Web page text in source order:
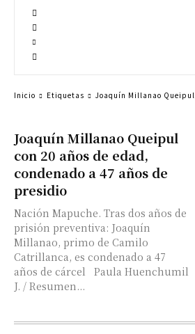
Joaquín Millanao Queipul
con 20 años de edad,
condenado a 47 años de
presidio
Nación Mapuche. Tras dos años de
prisión preventiva: Joaquín
Millanao, primo de Camilo
Catrillanca, es condenado a 47
años de cárcel Paula Huenchumil
J. / Resumen...
Inicio Etiquetas Joaquín Millanao Queipul